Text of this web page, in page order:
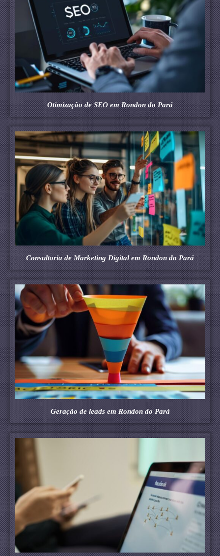
Otimização de SEO em Rondon do Pará
Consultoria de Marketing Digital em Rondon do Pará
Geração de leads em Rondon do Pará